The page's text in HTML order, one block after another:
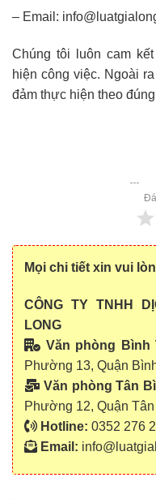
– Email:
Chúng tôi luôn cam
hiện công việc. Ngoài
đảm thực hiện theo
Mọi chi tiết xin vui
CÔNG TY TNHH
LONG
Văn phòng Bình
Phường 13, Quận
Văn phòng Tân
Phường 12, Quận
Hotline: 0352 276
Email: